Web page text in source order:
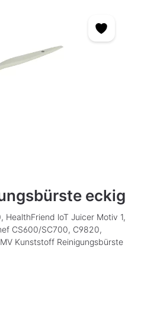
eckig
HealthFriend loT Juicer Motiv 1,
CS600/SC700, C9820,
Kunststoff Reinigungsbürste